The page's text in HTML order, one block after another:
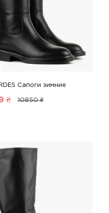
Сапоги зимние
₴ 10850 ₴